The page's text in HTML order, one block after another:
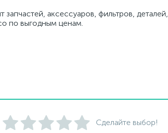
аксессуаров, фильтров, деталей,
по выгодным ценам.
Сделайте выбор!